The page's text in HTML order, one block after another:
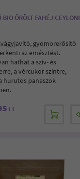
BIO ŐRÖLT FAHÉJ CEYLONI
gyomorerősítő
az emésztést.
hathat a szív- és
a vércukor szintre,
hurutos panaszok
Ft